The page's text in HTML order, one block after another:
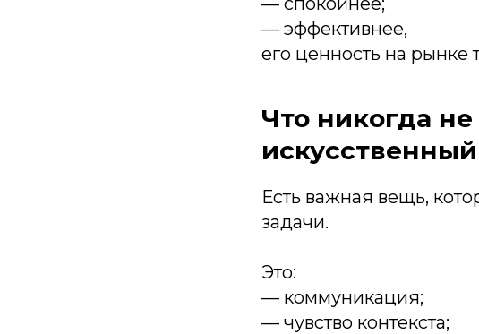
— эффективнее,
его ценность на рынке
Что никогда
Есть важная вещь,
задачи.
Это:
— коммуникация;
— чувство контекста;